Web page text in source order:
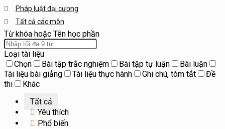
Pháp luật đại cương
Tất cả các môn
Từ khóa hoặc Tên học phần
Loại tài liệu
Chọn
Bài tập trắc nghiệm Bài tập tự luận
Bài luận
Tài liệu bài giảng
Tài liệu thực hành Ghi chú, tóm tắt
Đề
thi
Khác
Tất cả
Yêu thích
Phổ biến